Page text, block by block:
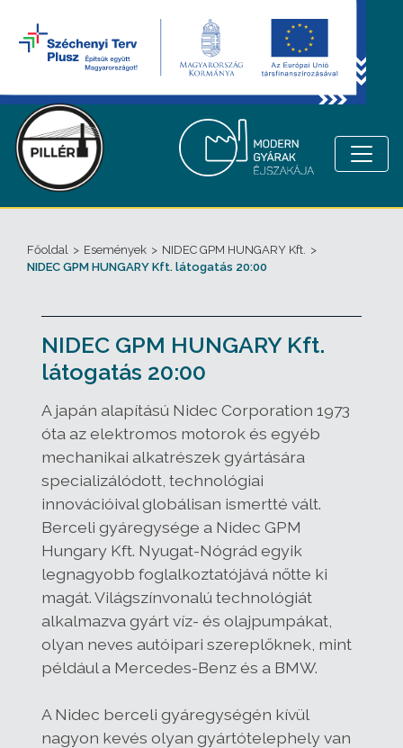
Főoldal > Események > NIDEC GPM HUNGARY Kft. >
NIDEC GPM HUNGARY Kft. látogatás 20:00
NIDEC GPM HUNGARY Kft.
látogatás 20:00
A japán alapítású Nidec Corporation 1973
óta az elektromos motorok és egyéb
mechanikai alkatrészek gyártására
specializálódott, technológiai
innovációival globálisan ismertté vált.
Berceli gyáregysége a Nidec GPM
Hungary Kft. Nyugat-Nógrád egyik
legnagyobb foglalkoztatójává nőtte ki
magát. Világszínvonalú technológiát
alkalmazva gyárt víz- és olajpumpákat,
olyan neves autóipari szereplőknek, mint
például a Mercedes-Benz és a BMW.
A Nidec berceli gyáregységén kívül
nagyon kevés olyan gyártótelephely van